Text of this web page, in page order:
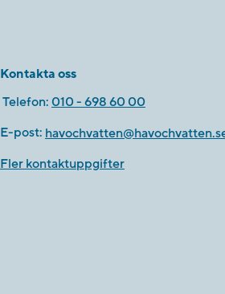
Kontakta oss
Telefon: 010 - 698 60 00
E-post:
Fler kontaktuppgifter